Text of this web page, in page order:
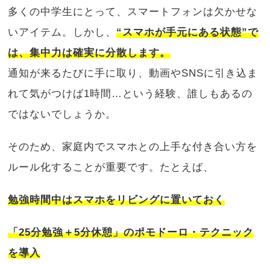
多くの中学生にとって、スマートフォンは欠かせな
いアイテム。しかし、“スマホが手元にある状態”で
は、集中力は確実に分散します。
通知が来るたびに手に取り、動画やSNSに引き込ま
れて気がつけば1時間…という経験、誰しもあるの
ではないでしょうか。
そのため、家庭内でスマホとの上手な付き合い方を
ルール化することが重要です。たとえば、
勉強時間中はスマホをリビングに置いておく
「25分勉強＋5分休憩」のポモドーロ・テクニック
を導入